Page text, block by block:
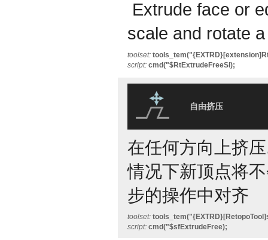
Extrude face or
scale and rotate
toolset:
script: cmd("$RtExtrudeFreeSl);
自由挤压
在任何方向上挤
情况下新顶点将
步的操作中对齐
toolset:
script: cmd("$sfExtrudeFree);